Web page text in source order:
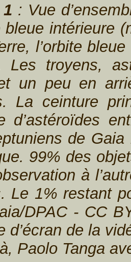
: Vue
bleue intérieure
l’orbite
Les troyens,
un peu en
La ceinture
d’astéroïdes
de
99% des
à
Le 1% restant
DPAC - CC
d’écran de la
Paolo Tanga